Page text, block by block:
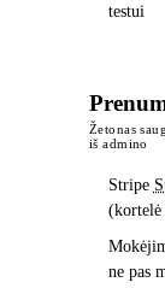
testui
Žetonas
iš admino
Stripe
(kortelė
ne pas